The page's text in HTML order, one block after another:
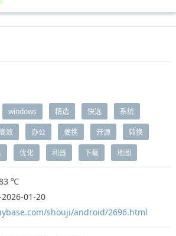
windows 精选 快选 系统
高效 办公 便携 开源 转换
优化 利器 下载 地图
℃
2026-01-20
shouji/android/2696.html